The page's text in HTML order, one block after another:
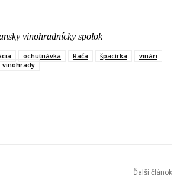
vinohradnícky spolok
ochutnávka Rača špacírka
vinári
vinohrady
Ďalší článok